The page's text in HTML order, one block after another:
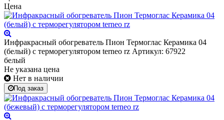
Цена
Инфракрасный обогреватель Пион Термоглас Керамика 04
(белый) с терморегулятором terneo rz Артикул: 67922
белый
Не указана цена
Нет в наличии
Под заказ